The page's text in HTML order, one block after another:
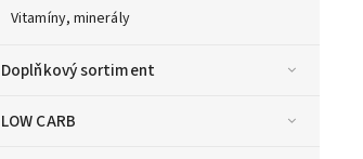
Vitamíny, minerály
Doplňkový sortiment
LOW CARB